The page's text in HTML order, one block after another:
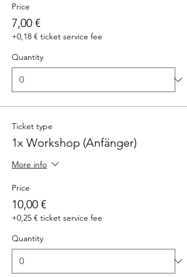
Price
7,00 €
+0,18 € ticket service fee
Quantity
Ticket type
1x Workshop (Anfänger)
More info
Price
10,00 €
+0,25 € ticket service fee
Quantity